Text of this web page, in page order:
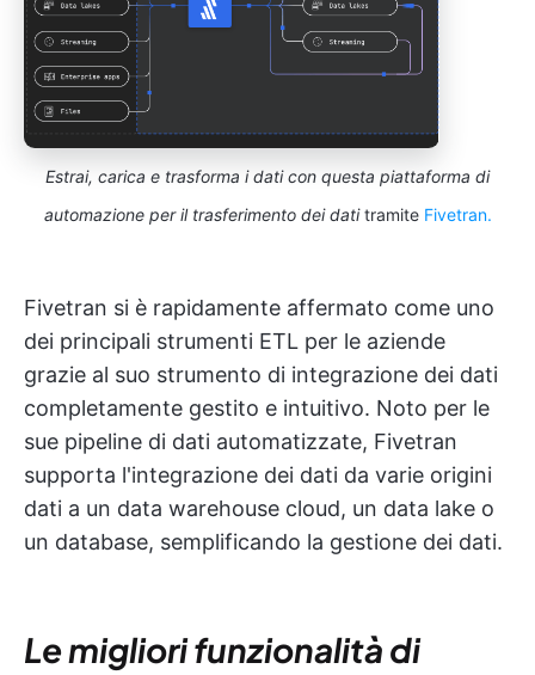
Estrai, carica e trasforma i dati con questa piattaforma di
automazione per il trasferimento dei datitramite Fivetran.
Fivetran si è rapidamente affermato come uno
dei principali strumenti ETL per le aziende
grazie al suo strumento di integrazione dei dati
completamente gestito e intuitivo. Noto per le
sue pipeline di dati automatizzate, Fivetran
supporta l'integrazione dei dati da varie origini
dati a un data warehouse cloud, un data lake o
un database, semplificando la gestione dei dati.
Le migliori funzionalità di